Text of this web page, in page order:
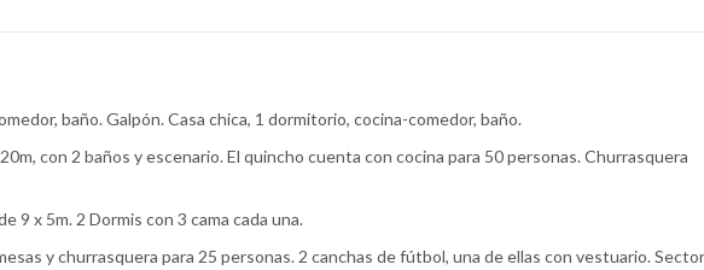
baño. Galpón. Casa chica, 1 dormitorio, cocina-comedor, baño.
con 2 baños y escenario. El quincho cuenta con cocina para 50 personas. Churrasquera
9 x 5m. 2 Dormis con 3 cama cada una.
y churrasquera para 25 personas. 2 canchas de fútbol, una de ellas con vestuario. Sector